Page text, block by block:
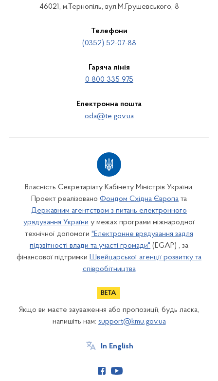
46021, м.Тернопіль, вул.М.Грушевського, 8
Телефони
(0352) 52-07-88
Гаряча лінія
0 800 335 975
Електронна пошта
oda@te.gov.ua
Власність Секретаріату Кабінету Міністрів України.
Проект реалізовано Фондом Східна Європа та
Державним агентством з питань електронного
урядування України у межах програми міжнародної
технічної допомоги "Електронне врядування задля
підзвітності влади та участі громади" (EGAP) , за
фінансової підтримки Швейцарської агенції розвитку та
співробітництва
Якщо ви маєте зауваження або пропозиції, будь ласка,
напишіть нам: support@kmu.gov.ua
In English